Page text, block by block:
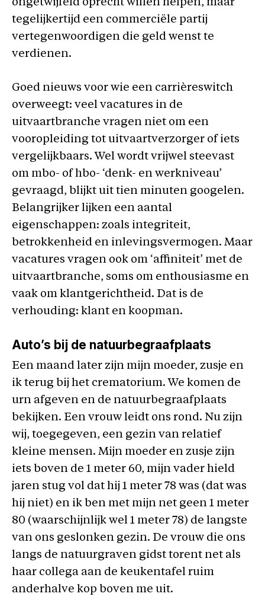
ongetwijfeld oprecht willen helpen, maar
tegelijkertijd een commerciële partij
vertegenwoordigen die geld wenst te
verdienen.
Goed nieuws voor wie een carrièreswitch
overweegt: veel vacatures in de
uitvaartbranche vragen niet om een
vooropleiding tot uitvaartverzorger of iets
vergelijkbaars. Wel wordt vrijwel steevast
om mbo- of hbo- ‘denk- en werkniveau’
gevraagd, blijkt uit tien minuten googelen.
Belangrijker lijken een aantal
eigenschappen: zoals integriteit,
betrokkenheid en inlevingsvermogen. Maar
vacatures vragen ook om ‘affiniteit’ met de
uitvaartbranche, soms om enthousiasme en
vaak om klantgerichtheid. Dat is de
verhouding: klant en koopman.
Auto’s bij de natuurbegraafplaats
Een maand later zijn mijn moeder, zusje en
ik terug bij het crematorium. We komen de
urn afgeven en de natuurbegraafplaats
bekijken. Een vrouw leidt ons rond. Nu zijn
wij, toegegeven, een gezin van relatief
kleine mensen. Mijn moeder en zusje zijn
iets boven de 1 meter 60, mijn vader hield
jaren stug vol dat hij 1 meter 78 was (dat was
hij niet) en ik ben met mijn net geen 1 meter
80 (waarschijnlijk wel 1 meter 78) de langste
van ons geslonken gezin. De vrouw die ons
langs de natuurgraven gidst torent net als
haar collega aan de keukentafel ruim
anderhalve kop boven me uit.